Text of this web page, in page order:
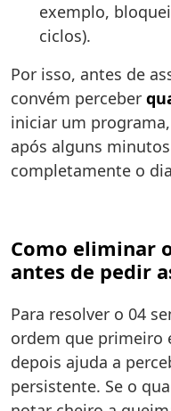
exemplo,
ciclos).
Por isso, antes de
convém perceber
iniciar um
após alguns
completamente o
Como eliminar
antes de pedir
Para resolver o 04
ordem que primeiro
depois ajuda a
persistente. Se o